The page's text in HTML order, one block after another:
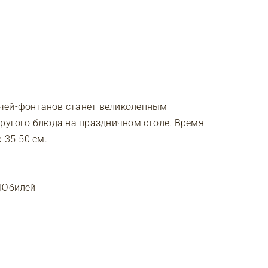
фонтанов станет великолепным
блюда на праздничном столе. Время
35-50 см.